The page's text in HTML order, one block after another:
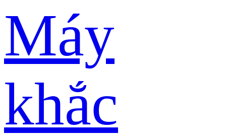
Máy
khắc